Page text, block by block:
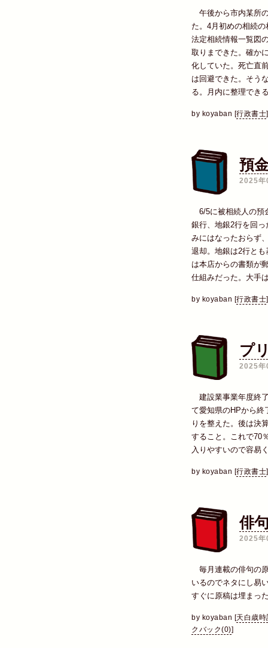
午後から市内某所
た。4月初めの相続
法定相続情報一覧図
取りまできた。確か
化していた。死亡直
は回避できた。そう
る。月内に整理でき
by koyaban [行政書士]
預
2025年
6/5に被相続人の預
銀行、地銀2行を回
みにはなったおらず
退却。地銀は2行と
は本店からの書類が
仕組みだった。大手
by koyaban [行政書士]
プ
2025年
建設業事業年度終
て愛知県のHPから終
りを整えた。後は決
すること。これで70
入りやすいので容易
by koyaban [行政書士]
俳
2025年
毎月連載の俳句の
いるのでネタにし易
すぐに原稿は埋まっ
by koyaban [天白歳時
クバック(0)]